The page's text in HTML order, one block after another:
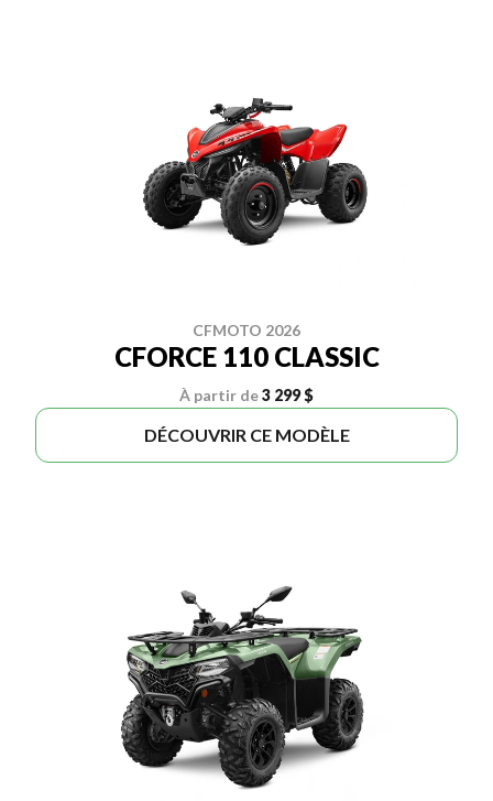
CFMOTO 2026
CFORCE 110 CLASSIC
À partir de3 299 $
DÉCOUVRIR CE MODÈLE